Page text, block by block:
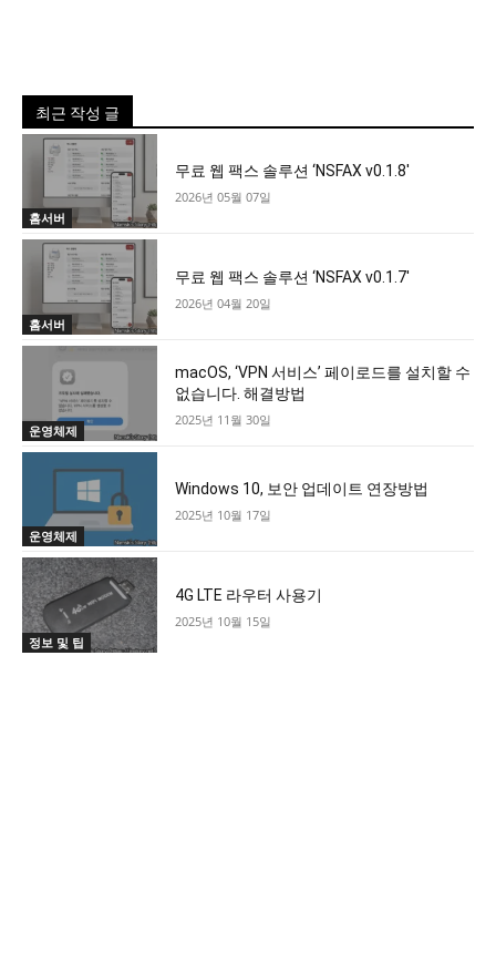
최근 작성 글
홈서버
무료 웹 팩스 솔루션 ‘NSFAX v0.1.8′
2026년 05월 07일
홈서버
무료 웹 팩스 솔루션 ‘NSFAX v0.1.7′
2026년 04월 20일
운영체제
macOS, ‘VPN 서비스’ 페이로드를 설치할 수
없습니다. 해결방법
2025년 11월 30일
운영체제
Windows 10, 보안 업데이트 연장방법
2025년 10월 17일
정보 및 팁
4G LTE 라우터 사용기
2025년 10월 15일